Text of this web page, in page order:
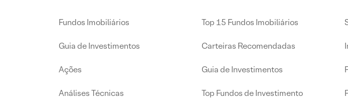
Fundos Imobiliários
Guia de Investimentos
Ações
Análises Técnicas
Top 15 Fundos Imobiliários
Carteiras Recomendadas
Guia de Investimentos
Top Fundos de Investimento